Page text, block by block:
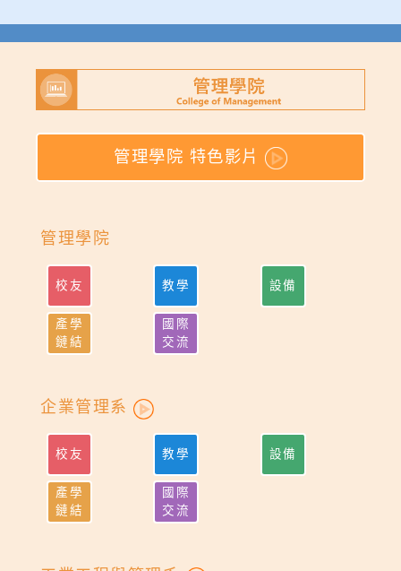
管理學院 特色影片
管理學院
校友 教學 設備
產學
鏈結
國際
交流
企業管理系
校友 教學 設備
產學
鏈結
國際
交流